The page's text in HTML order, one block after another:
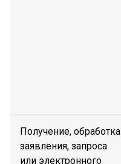
Получение, обработка
заявления, запроса
или электронного